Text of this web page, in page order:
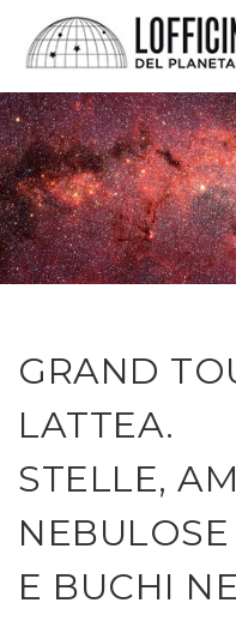
GRAND
LATTEA.
STELLE,
NEBULOSE
E BUCHI